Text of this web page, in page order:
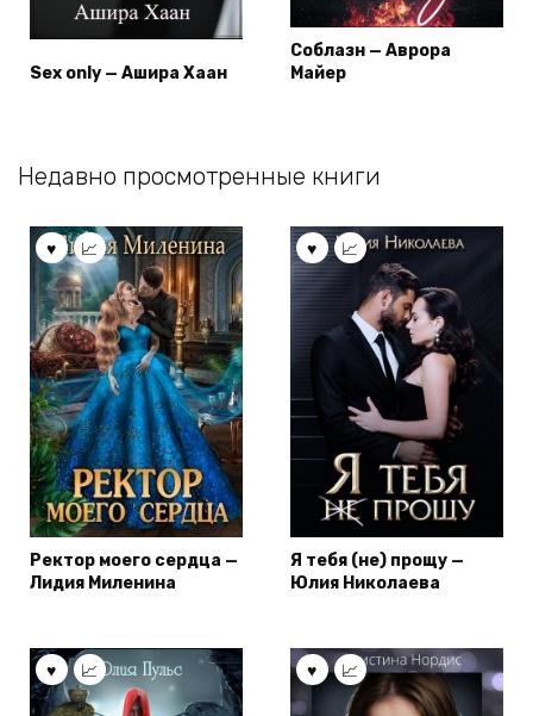
Sex only — Ашира Хаан
Соблазн — Аврора
Майер
Недавно просмотренные книги
Ректор моего сердца —
Лидия Миленина
Я тебя (не) прощу —
Юлия Николаева